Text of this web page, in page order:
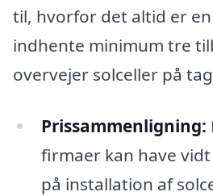
til, hvorfor det altid er
indhente minimum tre
overvejer solceller på
Prissammenligning:
firmaer kan have
på installation af